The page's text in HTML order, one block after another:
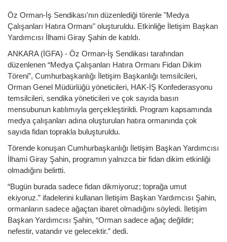
Öz Orman-İş Sendikası'nın düzenlediği törenle "Medya
Çalışanları Hatıra Ormanı" oluşturuldu. Etkinliğe İletişim Başkan
Yardımcısı İlhami Giray Şahin de katıldı.
ANKARA (İGFA) - Öz Orman-İş Sendikası tarafından
düzenlenen “Medya Çalışanları Hatıra Ormanı Fidan Dikim
Töreni”, Cumhurbaşkanlığı İletişim Başkanlığı temsilcileri,
Orman Genel Müdürlüğü yöneticileri, HAK-İŞ Konfederasyonu
temsilcileri, sendika yöneticileri ve çok sayıda basın
mensubunun katılımıyla gerçekleştirildi. Program kapsamında
medya çalışanları adına oluşturulan hatıra ormanında çok
sayıda fidan toprakla buluşturuldu.
Törende konuşan Cumhurbaşkanlığı İletişim Başkan Yardımcısı
İlhami Giray Şahin, programın yalnızca bir fidan dikim etkinliği
olmadığını belirtti.
“Bugün burada sadece fidan dikmiyoruz; toprağa umut
ekiyoruz.” ifadelerini kullanan İletişim Başkan Yardımcısı Şahin,
ormanların sadece ağaçtan ibaret olmadığını söyledi. İletişim
Başkan Yardımcısı Şahin, “Orman sadece ağaç değildir;
nefestir, vatandır ve gelecektir.” dedi.